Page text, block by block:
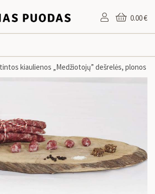
0.00 €
kiaulienos „Medžiotojų” dešrelės, plonos